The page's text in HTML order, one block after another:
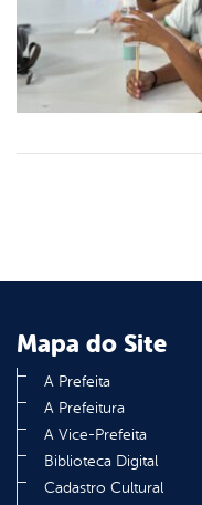
Mapa do Site
A Prefeita
A Prefeitura
A Vice-Prefeita
Biblioteca Digital
Cadastro Cultural